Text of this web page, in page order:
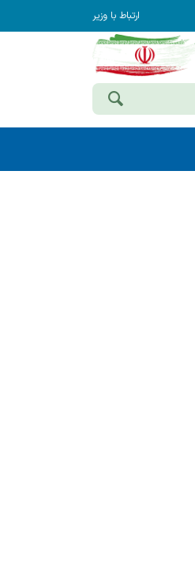
ارتباط با وزیر